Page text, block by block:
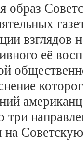
образ
взглядов
её